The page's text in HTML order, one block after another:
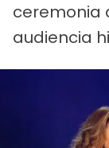
ceremonia
audiencia